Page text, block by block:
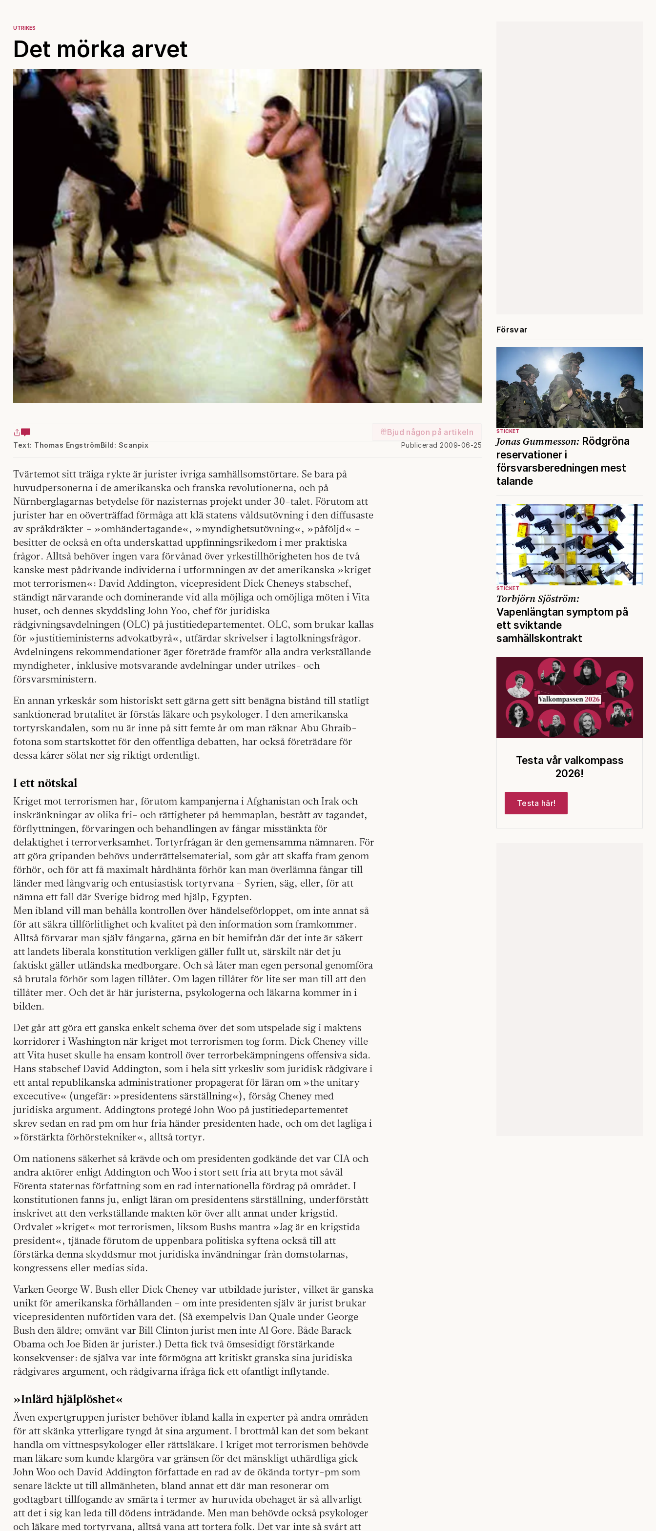
UTRIKES
Det mörka arvet
Bjud någon på artikeln
Text: Thomas Engström Publicerad 2009-06-25
Bild: Scanpix
Tvärtemot sitt träiga rykte är jurister ivriga samhällsomstörtare. Se bara på
huvudpersonerna i de amerikanska och franska revolutionerna, och på
Nürnberglagarnas betydelse för nazisternas projekt under 30-talet. Förutom att
jurister har en oöverträffad förmåga att klä statens våldsutövning i den diffusaste
av språkdräkter – »omhändertagande«, »myndighetsutövning«, »påföljd« –
besitter de också en ofta underskattad uppfinningsrikedom i mer praktiska
frågor. Alltså behöver ingen vara förvånad över yrkestillhörigheten hos de två
kanske mest pådrivande individerna i utformningen av det amerikanska »kriget
mot terrorismen«: David Addington, vicepresident Dick Cheneys stabschef,
ständigt närvarande och dominerande vid alla möjliga och omöjliga möten i Vita
huset, och dennes skyddsling John Yoo, chef för juridiska
rådgivningsavdelningen (OLC) på justitiedepartementet. OLC, som brukar kallas
för »justitieministerns advokatbyrå«, utfärdar skrivelser i lagtolkningsfrågor.
Avdelningens rekommendationer äger företräde framför alla andra verkställande
myndigheter, inklusive motsvarande avdelningar under utrikes- och
försvarsministern.
En annan yrkeskår som historiskt sett gärna gett sitt benägna bistånd till statligt
sanktionerad brutalitet är förstås läkare och psykologer. I den amerikanska
tortyrskandalen, som nu är inne på sitt femte år om man räknar Abu Ghraib-
fotona som startskottet för den offentliga debatten, har också företrädare för
dessa kårer sölat ner sig riktigt ordentligt.
I ett nötskal
Kriget mot terrorismen har, förutom kampanjerna i Afghanistan och Irak och
inskränkningar av olika fri- och rättigheter på hemmaplan, bestått av tagandet,
förflyttningen, förvaringen och behandlingen av fångar misstänkta för
delaktighet i terrorverksamhet. Tortyrfrågan är den gemensamma nämnaren. För
att göra gripanden behövs underrättelsematerial, som går att skaffa fram genom
förhör, och för att få maximalt hårdhänta förhör kan man överlämna fångar till
länder med långvarig och entusiastisk tortyrvana – Syrien, säg, eller, för att
nämna ett fall där Sverige bidrog med hjälp, Egypten.
Men ibland vill man behålla kontrollen över händelseförloppet, om inte annat så
för att säkra tillförlitlighet och kvalitet på den information som framkommer.
Alltså förvarar man själv fångarna, gärna en bit hemifrån där det inte är säkert
att landets liberala konstitution verkligen gäller fullt ut, särskilt när det ju
faktiskt gäller utländska medborgare. Och så låter man egen personal genomföra
så brutala förhör som lagen tillåter. Om lagen tillåter för lite ser man till att den
tillåter mer. Och det är här juristerna, psykologerna och läkarna kommer in i
bilden.
Det går att göra ett ganska enkelt schema över det som utspelade sig i maktens
korridorer i Washington när kriget mot terrorismen tog form. Dick Cheney ville
att Vita huset skulle ha ensam kontroll över terrorbekämpningens offensiva sida.
Hans stabschef David Addington, som i hela sitt yrkesliv som juridisk rådgivare i
ett antal republikanska administrationer propagerat för läran om »the unitary
excecutive« (ungefär: »presidentens särställning«), försåg Cheney med
juridiska argument. Addingtons protegé John Woo på justitiedepartementet
skrev sedan en rad pm om hur fria händer presidenten hade, och om det lagliga i
»förstärkta förhörstekniker«, alltså tortyr.
Om nationens säkerhet så krävde och om presidenten godkände det var CIA och
andra aktörer enligt Addington och Woo i stort sett fria att bryta mot såväl
Förenta staternas författning som en rad internationella fördrag på området. I
konstitutionen fanns ju, enligt läran om presidentens särställning, underförstått
inskrivet att den verkställande makten kör över allt annat under krigstid.
Ordvalet »kriget« mot terrorismen, liksom Bushs mantra »Jag är en krigstida
president«, tjänade förutom de uppenbara politiska syftena också till att
förstärka denna skyddsmur mot juridiska invändningar från domstolarnas,
kongressens eller medias sida.
Varken George W. Bush eller Dick Cheney var utbildade jurister, vilket är ganska
unikt för amerikanska förhållanden – om inte presidenten själv är jurist brukar
vicepresidenten nuförtiden vara det. (Så exempelvis Dan Quale under George
Bush den äldre; omvänt var Bill Clinton jurist men inte Al Gore. Både Barack
Obama och Joe Biden är jurister.) Detta fick två ömsesidigt förstärkande
konsekvenser: de själva var inte förmögna att kritiskt granska sina juridiska
rådgivares argument, och rådgivarna ifråga fick ett ofantligt inflytande.
»Inlärd hjälplöshet«
Även expertgruppen jurister behöver ibland kalla in experter på andra områden
för att skänka ytterligare tyngd åt sina argument. I brottmål kan det som bekant
handla om vittnespsykologer eller rättsläkare. I kriget mot terrorismen behövde
man läkare som kunde klargöra var gränsen för det mänskligt uthärdliga gick –
John Woo och David Addington författade en rad av de ökända tortyr-pm som
senare läckte ut till allmänheten, bland annat ett där man resonerar om
godtagbart tillfogande av smärta i termer av huruvida obehaget är så allvarligt
att det i sig kan leda till dödens inträdande. Men man behövde också psykologer
och läkare med tortyrvana, alltså vana att tortera folk. Det var inte så svårt att
Försvar
STICKET
Jonas Gummesson: Rödgröna
reservationer i
försvarsberedningen mest
talande
STICKET
Torbjörn Sjöström:
Vapenlängtan symptom på
ett sviktande
samhällskontrakt
Testa vår valkompass
2026!
Testa här!